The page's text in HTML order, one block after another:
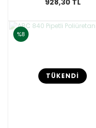
928,30 TL
%8
TÜKENDİ